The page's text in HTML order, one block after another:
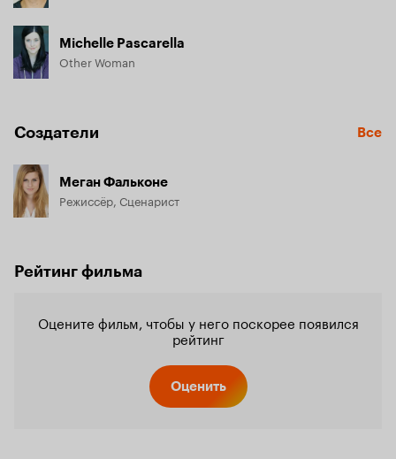
Michelle Pascarella
Other Woman
Создатели Все
Меган Фальконе
Режиссёр, Сценарист
Рейтинг фильма
Оцените фильм, чтобы у него поскорее появился
рейтинг
Оценить